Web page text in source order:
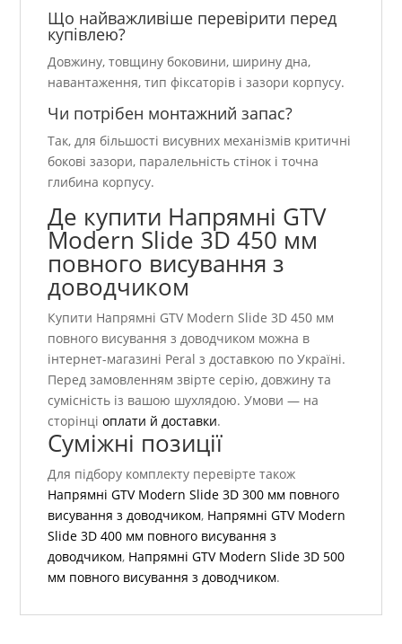
Що найважливіше перевірити перед
купівлею?
Довжину, товщину боковини, ширину дна,
навантаження, тип фіксаторів і зазори корпусу.
Чи потрібен монтажний запас?
Так, для більшості висувних механізмів критичні
бокові зазори, паралельність стінок і точна
глибина корпусу.
Де купити Напрямні GTV
Modern Slide 3D 450 мм
повного висування з
доводчиком
Купити Напрямні GTV Modern Slide 3D 450 мм
повного висування з доводчиком можна в
інтернет-магазині Peral з доставкою по Україні.
Перед замовленням звірте серію, довжину та
сумісність із вашою шухлядою. Умови — на
сторінціоплати й доставки.
Суміжні позиції
Для підбору комплекту перевірте також
Напрямні GTV Modern Slide 3D 300 мм повного
висування з доводчиком, Напрямні GTV Modern
Slide 3D 400 мм повного висування з
доводчиком, Напрямні GTV Modern Slide 3D 500
мм повного висування з доводчиком.